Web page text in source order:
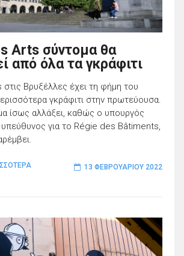
Arts σύντομα θα
από όλα τα γκράφιτι
Βρυξέλλες έχει τη φήμη του
γκράφιτι στην πρωτεύουσα.
ίσως αλλάξει, καθώς ο υπουργός
για το Régie des Bâtiments,
13 ΦΕΒΡΟΥΑΡΊΟΥ 2022